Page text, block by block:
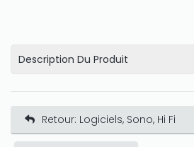
Description Du Produit
Retour: Logiciels, Sono, Hi Fi